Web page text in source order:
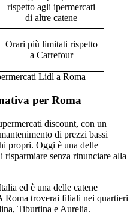
rispetto agli ipermercati
di altre catene
Orari più limitati rispetto
a Carrefour
Lidl a Roma
per Roma
discount, con un
di prezzi bassi
propri. Oggi è una delle
senza rinunciare alla
ed è una delle catene
Roma troverai filiali nei quartieri
Tiburtina e Aurelia.